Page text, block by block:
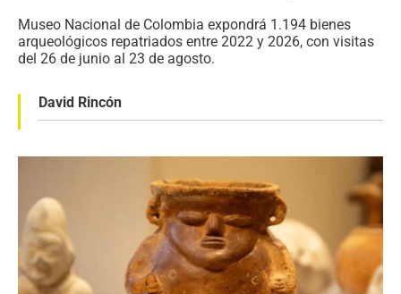
Museo Nacional de Colombia expondrá 1.194 bienes
arqueológicos repatriados entre 2022 y 2026, con visitas
del 26 de junio al 23 de agosto.
David Rincón